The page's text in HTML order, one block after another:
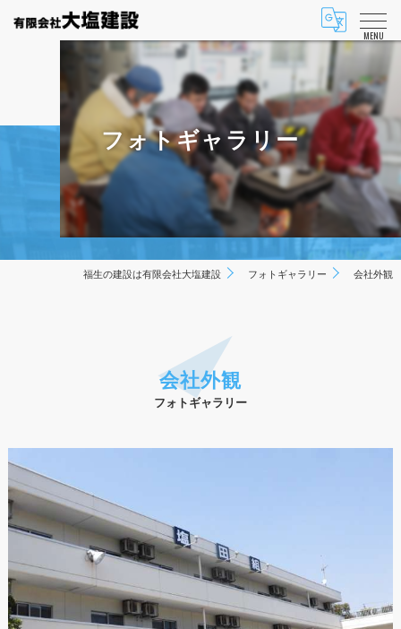
MENU
フォトギャラリー
福生の建設は有限会社大塩建設 フォトギャラリー 会社外観
フォトギャラリー
会社外観